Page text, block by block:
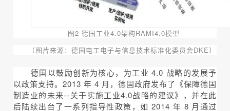
图2 德国工业4.0架构RAMI4.0模型
（图片来源：德国电工电子与信息技术标准化委员会DKE）
德国以鼓励创新为核心，为工业 4.0 战略的发展予
以政策支持。2013 年 4 月，德国政府发布了《保障德国
制造业的未来--关于实施工业4.0战略的建议》，并在此
后陆续出台了一系列指导性政策，如 2014 年 8 月通过